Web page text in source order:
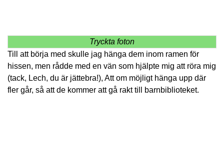
Tryckta foton
Till att börja med skulle jag hänga dem inom ramen för
hissen, men rådde med en vän som hjälpte mig att röra mig
(tack, Lech, du är jättebra!), Att om möjligt hänga upp där
fler går, så att de kommer att gå rakt till barnbiblioteket.